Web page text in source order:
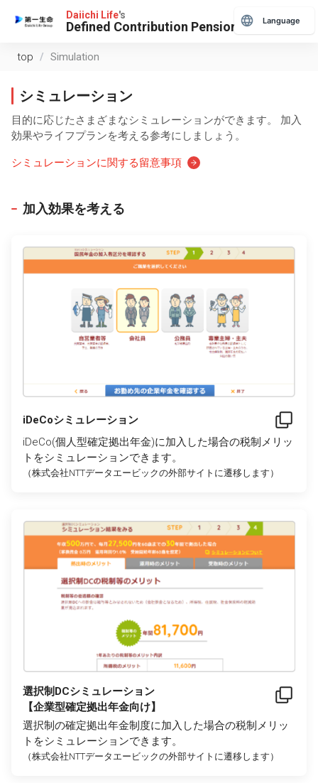
Daiichi Life's
Defined Contribution Pension
top / Simulation
シミュレーション
目的に応じたさまざまなシミュレーションができます。
加入
効果やライフプランを考える参考にしましょう。
シミュレーションに関する留意事項
加入効果を考える
iDeCoシミュレーション
iDeCo(個人型確定拠出年金)に加入した場合の税制メリッ
トをシミュレーションできます。
（株式会社NTTデータエービックの外部サイトに遷移します）
選択制DCシミュレーション
【企業型確定拠出年金向け】
選択制の確定拠出年金制度に加入した場合の税制メリッ
トをシミュレーションできます。
（株式会社NTTデータエービックの外部サイトに遷移します）
Language